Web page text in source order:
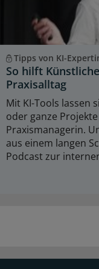
Tipps von KI-
So hilft
Praxisalltag
Mit KI-Tools lassen
oder ganze
Praxismanagerin.
aus einem langen
Podcast zur